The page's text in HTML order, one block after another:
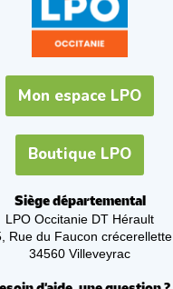
Mon espace LPO
Boutique LPO
Siège départemental
LPO Occitanie DT Hérault
Rue du Faucon crécerellette
34560 Villeveyrac